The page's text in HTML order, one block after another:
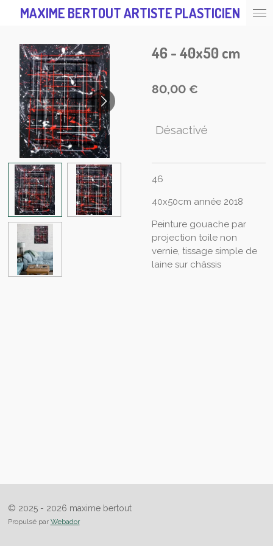
Passer
principal
MAXIME BERTOUT ARTISTE PLASTICIEN
46 - 40x50 cm
80,00 €
Désactivé
46
40x50cm année 2018
Peinture gouache par
projection toile non
vernie, tissage simple de
laine sur châssis
© 2025 - 2026 maxime bertout
Propulsé par Webador